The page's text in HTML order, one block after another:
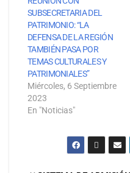
SUBSECRETARIA DEL
PATRIMONIO: “LA
DEFENSA DE LA REGIÓN
TAMBIÉN PASA POR
TEMAS CULTURALES Y
PATRIMONIALES”
Miércoles, 6 Septiembre
2023
En "Noticias"